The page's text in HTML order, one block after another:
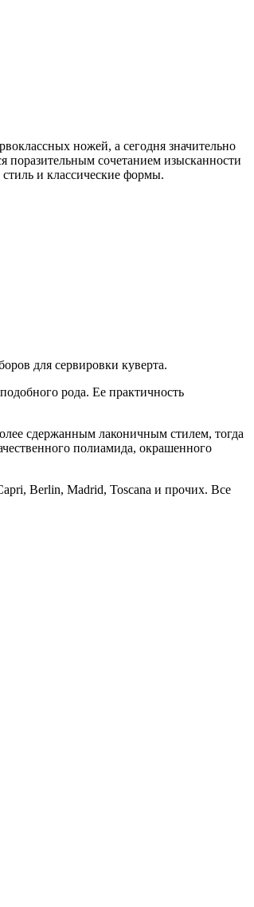
ножей, а сегодня значительно
поразительным сочетанием изысканности
и классические формы.
для сервировки куверта.
рода. Ее практичность
сдержанным лаконичным стилем, тогда
полиамида, окрашенного
Berlin, Madrid, Toscana и прочих. Все